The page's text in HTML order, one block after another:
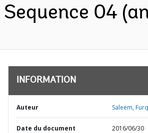
Sequence 04
INFORMATION
Auteur Saleem,
Date du document 2016/06/30